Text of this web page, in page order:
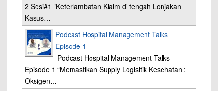
2 Sesi#1 "Keterlambatan Klaim di tengah Lonjakan
Kasus…
Podcast Hospital Management Talks
Episode 1
Podcast Hospital Management Talks
Episode 1 “Memastikan Supply Logisitik Kesehatan :
Oksigen…